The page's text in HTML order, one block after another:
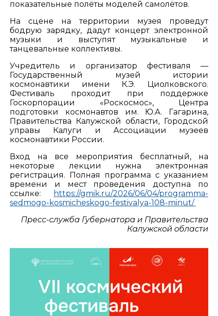
показательные полёты моделей самолётов.
На сцене на территории музея проведут
бодрую зарядку, дадут концерт электронной
музыки и выступят музыкальные и
танцевальные коллективы.
Учредитель и организатор фестиваля —
Государственный музей истории
космонавтики имени К.Э. Циолковского.
Фестиваль проходит при поддержке
Госкорпорации «Роскосмос», Центра
подготовки космонавтов им. Ю.А. Гагарина,
Правительства Калужской области, Городской
управы Калуги и Ассоциации музеев
космонавтики России.
Вход на все мероприятия бесплатный, на
некоторые лекции нужна электронная
регистрация. Полная программа с указанием
времени и мест проведения доступна по
ссылке:
https://gmik.ru/2026/06/04/programma-
sedmogo-kosmicheskogo-festivalya-108-minut/
Пресс-служба Губернатора и Правительства
Калужской области